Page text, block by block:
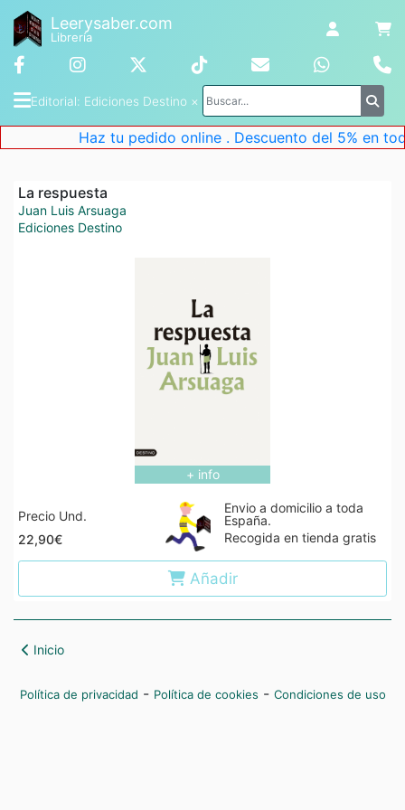
Leerysaber.com
Librería
Editorial: Ediciones Destino ×
Haz tu pedido online . Descuento del 5% en
La respuesta
Juan Luis Arsuaga
Ediciones Destino
+ info
Precio Und.
22,90€
Envio a domicilio a toda
España.
Recogida en tienda gratis
Añadir
Inicio
Política de privacidad - Política de cookies - Condiciones de uso